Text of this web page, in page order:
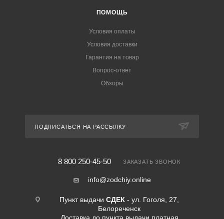
ПОМОЩЬ
Условия оплаты
Условия доставки
Гарантия на товар
Вопрос-ответ
Обзоры
ПОДПИСАТЬСЯ НА РАССЫЛКУ
8 800 250-45-50 ЗАКАЗАТЬ ЗВОНОК
info@zodchiy.online
Пункт выдачи СДЕК - ул. Гоголя, 27,
Белореченск
Доставка до пункта выдачи платная